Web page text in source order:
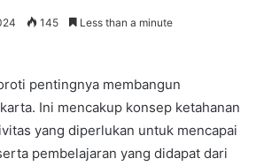
145 Less than a minute
pentingnya membangun
Ini mencakup konsep ketahanan
yang diperlukan untuk mencapai
pembelajaran yang didapat dari